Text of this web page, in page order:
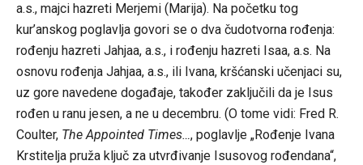
a.s., majci hazreti Merjemi (Marija). Na početku tog
kur’anskog poglavlja govori se o dva čudotvorna rođenja:
rođenju hazreti Jahjaa, a.s., i rođenju hazreti Isaa, a.s. Na
osnovu rođenja Jahjaa, a.s., ili Ivana, kršćanski učenjaci su,
uz gore navedene događaje, također zaključili da je Isus
rođen u ranu jesen, a ne u decembru. (O tome vidi: Fred R.
Coulter, The Appointed Times…, poglavlje „Rođenje Ivana
Krstitelja pruža ključ za utvrđivanje Isusovog rođendana“,